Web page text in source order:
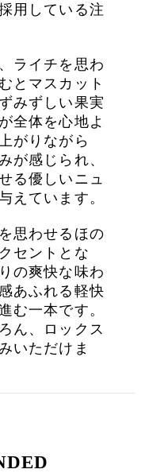
用している注
ライチを思わ
とマスカット
みずしい果実
全体を心地よ
がりながら
が感じられ、
る優しいニュ
えています。
思わせるほの
セントとな
の爽快な味わ
あふれる軽快
む一本です。
ん、ロックス
いただけま